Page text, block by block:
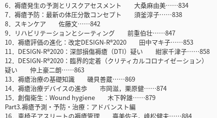
6．褥瘡発生の予測とリスクアセスメント 大桑麻由美……834
7．褥瘡予防：最新の体圧分散コンセプト 須釜淳子……838
8．スキンケア 佐藤文……842
9．リハビリテーションとシーティング 前重伯壮……847
10．褥瘡評価の進化：改定DESIGN-R®2020 田中マキ子……853
11．DESIGN-R®2020：深部損傷褥瘡（DTI）疑い 紺家千津子……858
12．DESIGN-R®2020：臨界的定着（クリティカルコロナイゼーション）
疑い 仲上豪二朗……863
13．褥瘡治療の基礎知識 磯貝善蔵……869
14．褥瘡治療デバイスの進歩 市岡滋，栗原健……874
15．創傷衛生：Wound hygiene 木下幹雄……879
Part3.褥瘡予測・予防・治療：アドバンスト編
16．車椅子アスリートの褥瘡管理 臺美佐子，峰松健夫……884